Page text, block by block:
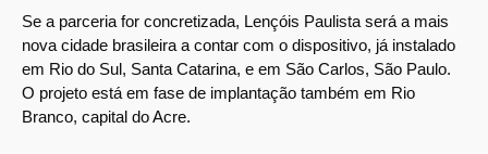
Se a parceria for concretizada, Lençóis Paulista será a mais
nova cidade brasileira a contar com o dispositivo, já instalado
em Rio do Sul, Santa Catarina, e em São Carlos, São Paulo.
O projeto está em fase de implantação também em Rio
Branco, capital do Acre.